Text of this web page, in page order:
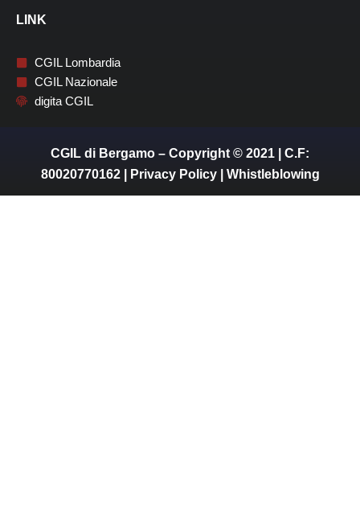
LINK
CGIL Lombardia
CGIL Nazionale
digita CGIL
CGIL di Bergamo – Copyright © 2021 | C.F:
80020770162 |
Privacy Policy| Whistleblowing